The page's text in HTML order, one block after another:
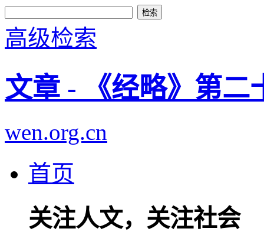
高级检索
文章 - 《经略》第二
wen.org.cn
首页
关注人文，关注社会